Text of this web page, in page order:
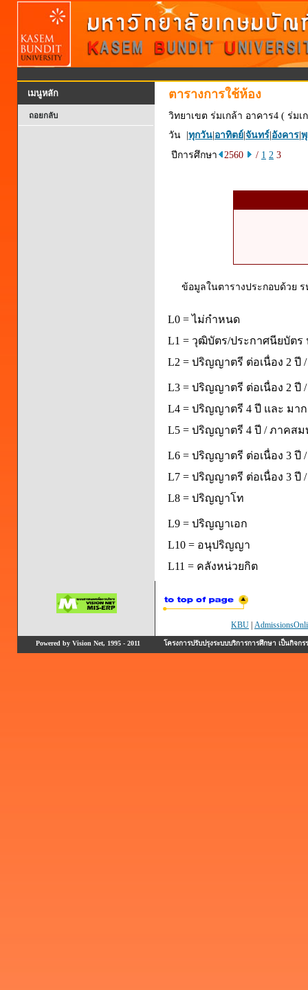
เมนูหลัก
ถอยกลับ
ตารางการใช้ห้อง
วิทยาเขต ร่มเกล้า อาคาร4 ( ร่มเ
วัน | ทุกวัน อาทิตย์ จันทร์ อังคาร
ปีการศึกษา
2560 / 1 2 3
ข้อมูลในตารางประกอบด้วย
L0 = ไม่กำหนด
L1 = วุฒิบัตร/ประกาศนียบัตร
L2 = ปริญญาตรี ต่อเนื่อง 2 ปี
L3 = ปริญญาตรี ต่อเนื่อง 2 ปี
L4 = ปริญญาตรี 4 ปี และ มา
L5 = ปริญญาตรี 4 ปี / ภาคส
L6 = ปริญญาตรี ต่อเนื่อง 3 ปี
L7 = ปริญญาตรี ต่อเนื่อง 3 ปี
L8 = ปริญญาโท
L9 = ปริญญาเอก
L10 = อนุปริญญา
L11 = คลังหน่วยกิต
KBU
Powered by Vision Net, 1995 - 2011 โครงการปรับปรุงระบบบริการการศึกษา เป็นกิ